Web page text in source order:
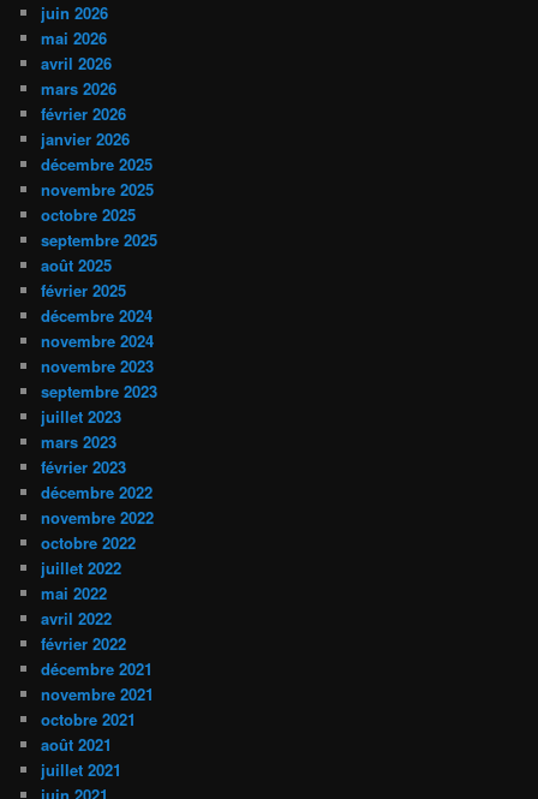
juin 2026
mai 2026
avril 2026
mars 2026
février 2026
janvier 2026
décembre 2025
novembre 2025
octobre 2025
septembre 2025
août 2025
février 2025
décembre 2024
novembre 2024
novembre 2023
septembre 2023
juillet 2023
mars 2023
février 2023
décembre 2022
novembre 2022
octobre 2022
juillet 2022
mai 2022
avril 2022
février 2022
décembre 2021
novembre 2021
octobre 2021
août 2021
juillet 2021